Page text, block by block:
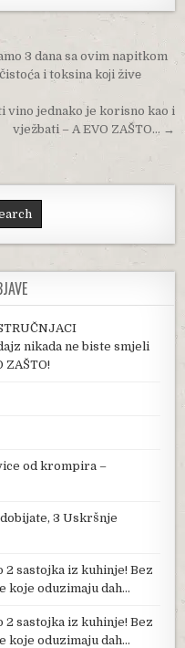
3 dana sa ovim napitkom
i toksina kојi živе
vino jednako je korisno kao i
vježbati – A EVO ZAŠTO… →
nikada ne biste smjeli
ZAŠTO!
od krompira –
dobijate, 3 Uskršnje
2 sastojka iz kuhinje! Bez
koje oduzimaju dah…
2 sastojka iz kuhinje! Bez
koje oduzimaju dah…